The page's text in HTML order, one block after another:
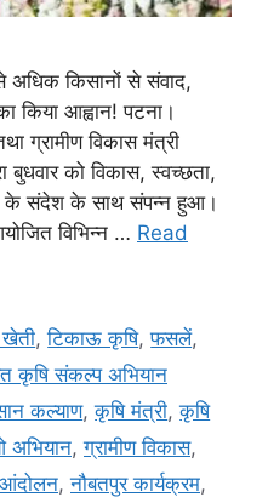
किसानों से संवाद,
किया आह्वान! पटना।
ग्रामीण विकास मंत्री
बुधवार को विकास, स्वच्छता,
के संदेश के साथ संपन्न हुआ।
विभिन्न … Read
,टिकाऊ कृषि,फसलें,
कृषि संकल्प अभियान
कल्याण,कृषि मंत्री,कृषि
,ग्रामीण विकास,
आंदोलन,नौबतपुर कार्यक्रम,